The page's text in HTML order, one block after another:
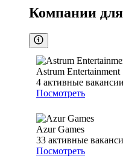
Компании
Astrum Entertainment
4 активные вакансии
Посмотреть
Azur Games
33 активные
Посмотреть